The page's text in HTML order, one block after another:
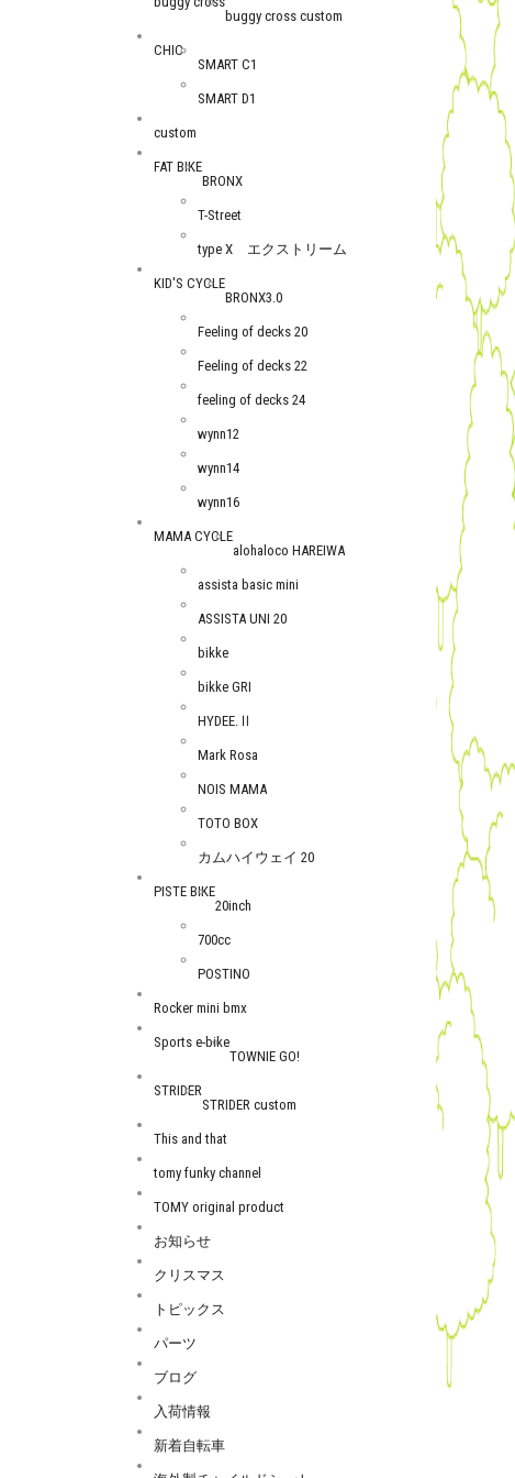
buggy cross custom
CHIC
SMART C1
SMART D1
custom
FAT BIKE
BRONX
T-Street
type X エクストリーム
KID'S CYCLE
BRONX3.0
Feeling of decks 20
Feeling of decks 22
feeling of decks 24
wynn12
wynn14
wynn16
MAMA CYCLE
alohaloco HAREIWA
assista basic mini
ASSISTA UNI 20
bikke
bikke GRI
HYDEE.Ⅱ
Mark Rosa
NOIS MAMA
TOTO BOX
カムハイウェイ 20
PISTE BIKE
20inch
700cc
POSTINO
Rocker mini bmx
Sports e-bike
TOWNIE GO!
STRIDER
STRIDER custom
This and that
tomy funky channel
TOMY original product
お知らせ
クリスマス
トピックス
パーツ
ブログ
入荷情報
新着自転車